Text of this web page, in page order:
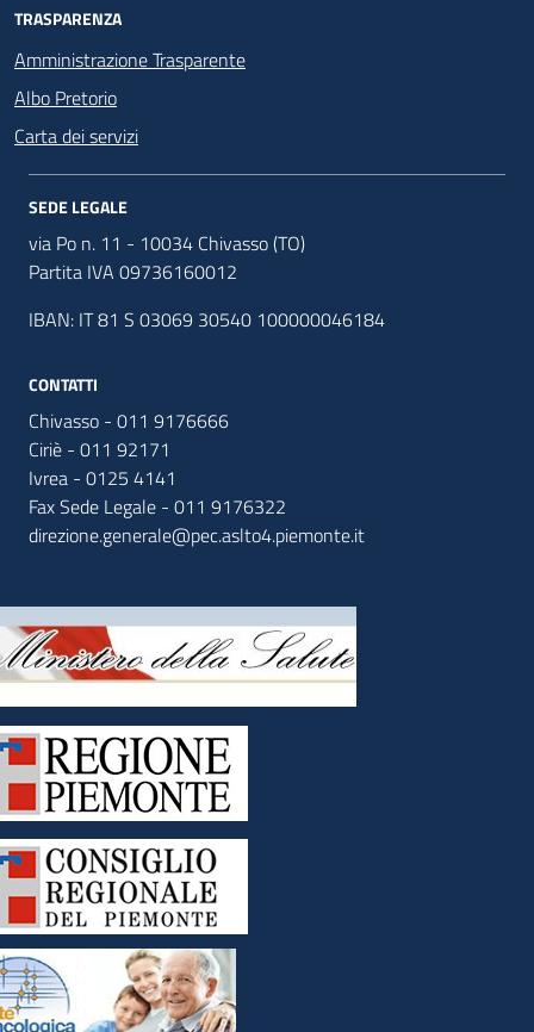
TRASPARENZA
Amministrazione Trasparente
Albo Pretorio
Carta dei servizi
SEDE LEGALE
via Po n. 11 - 10034 Chivasso (TO)
Partita IVA 09736160012
IBAN: IT 81 S 03069 30540 100000046184
CONTATTI
Chivasso - 011 9176666
Ciriè - 011 92171
Ivrea - 0125 4141
Fax Sede Legale - 011 9176322
direzione.generale@pec.aslto4.piemonte.it